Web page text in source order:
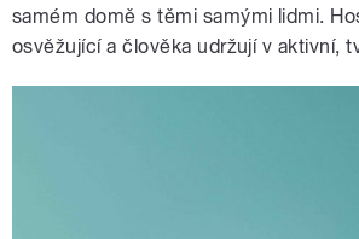
samém domě s těmi samými lidmi.
osvěžující a člověka udržují v aktivní,